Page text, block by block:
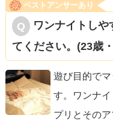
ベストアンサーあり
ワンナイトしや
てください。(23歳・
遊び目的で
す。ワンナ
プリとその